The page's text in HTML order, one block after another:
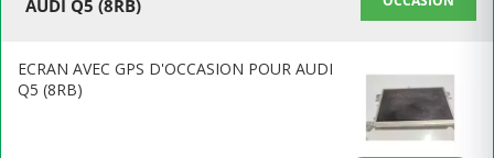
AUDI Q5 (8RB)
ECRAN AVEC GPS D'OCCASION POUR AUDI
Q5 (8RB)